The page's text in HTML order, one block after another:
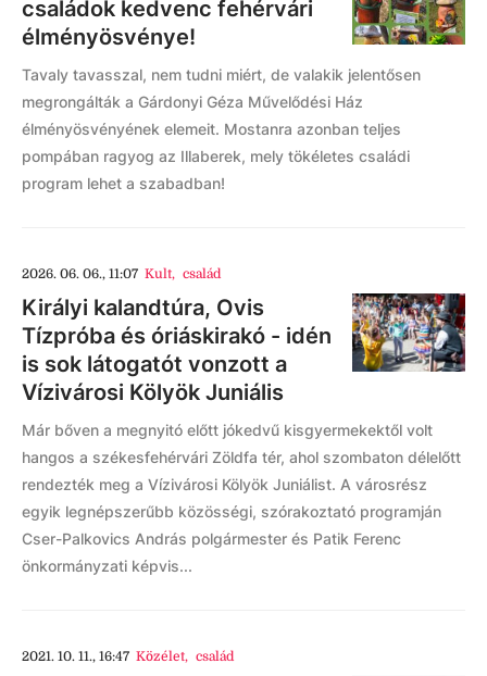
családok kedvenc fehérvári
élményösvénye!
Tavaly tavasszal, nem tudni miért, de valakik jelentősen
megrongálták a Gárdonyi Géza Művelődési Ház
élményösvényének elemeit. Mostanra azonban teljes
pompában ragyog az Illaberek, mely tökéletes családi
program lehet a szabadban!
2026. 06. 06., 11:07 Kult, család
Királyi kalandtúra, Ovis
Tízpróba és óriáskirakó - idén
is sok látogatót vonzott a
Vízivárosi Kölyök Juniális
Már bőven a megnyitó előtt jókedvű kisgyermekektől volt
hangos a székesfehérvári Zöldfa tér, ahol szombaton délelőtt
rendezték meg a Vízivárosi Kölyök Juniálist. A városrész
egyik legnépszerűbb közösségi, szórakoztató programján
Cser-Palkovics András polgármester és Patik Ferenc
önkormányzati képvis...
2021. 10. 11., 16:47 Közélet, család